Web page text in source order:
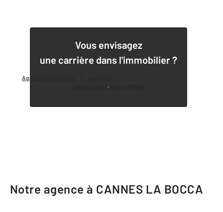
Agence immobilière
Vous envisagez
une carrière dans l'immobilier ?
Découvrir nos offres
1
Notre agence à CANNES LA BOCCA